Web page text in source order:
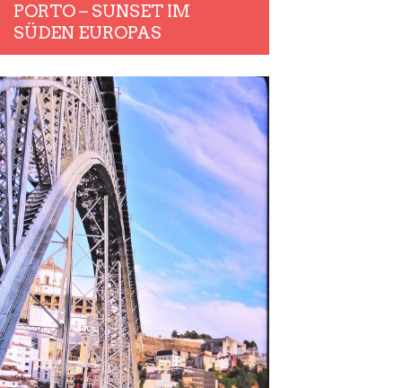
PORTO – SUNSET IM
SÜDEN EUROPAS